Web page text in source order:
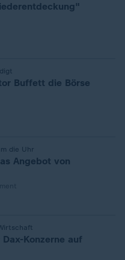
Buffett die Börse
die Uhr
Angebot von
Konzerne auf